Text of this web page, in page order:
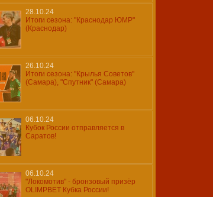
28.10.24
Итоги сезона: "Краснодар ЮМР"
(Краснодар)
26.10.24
Итоги сезона: "Крылья Советов"
(Самара), "Спутник" (Самара)
06.10.24
Кубок России отправляется в
Саратов!
06.10.24
"Локомотив" - бронзовый призёр
OLIMPBET Кубка России!